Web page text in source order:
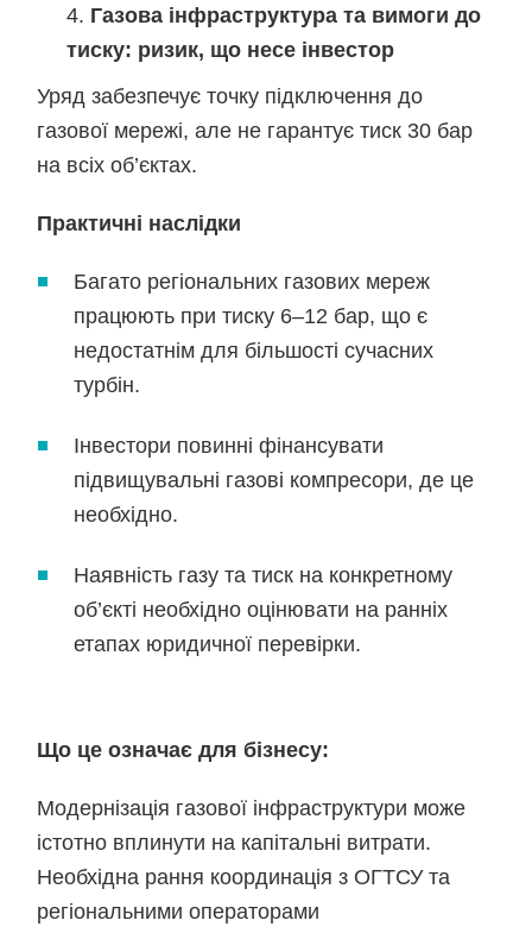
Газова інфраструктура та вимоги до
тиску: ризик, що несе інвестор
Уряд забезпечує точку підключення до
газової мережі, але не гарантує тиск 30 бар
на всіх об’єктах.
Практичні наслідки
Багато регіональних газових мереж
працюють при тиску 6–12 бар, що є
недостатнім для більшості сучасних
турбін.
Інвестори повинні фінансувати
підвищувальні газові компресори, де це
необхідно.
Наявність газу та тиск на конкретному
об’єкті необхідно оцінювати на ранніх
етапах юридичної перевірки.
Що це означає для бізнесу:
Модернізація газової інфраструктури може
істотно вплинути на капітальні витрати.
Необхідна рання координація з ОГТСУ та
регіональними операторами